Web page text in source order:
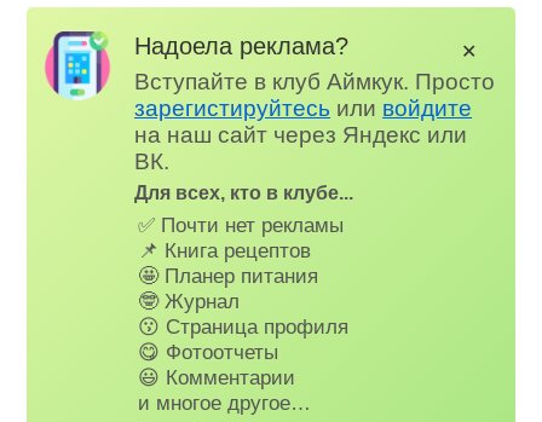
Надоела реклама?
Вступайте в клуб Аймкук. Просто
зарегистируйтесь или войдите
на наш сайт через Яндекс или
ВК.
Для всех, кто в клубе...
✅ Почти нет рекламы
📌 Книга рецептов
🤩 Планер питания
🤓 Журнал
😗 Страница профиля
😋 Фотоотчеты
😃 Комментарии
и многое другое…
✕